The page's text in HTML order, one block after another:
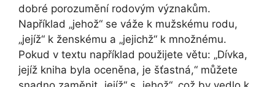
dobré porozumění rodovým význakům.
Například „jehož“ se váže k mužskému rodu,
„jejíž“ k ženskému a „jejichž“ k množnému.
Pokud v textu například použijete větu: „Dívka,
jejíž kniha byla oceněna, je šťastná,“ můžete